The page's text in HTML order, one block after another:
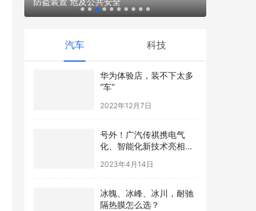
汽车 科技
华为体验店，装不下太多
“车”
2022年12月7日
号外！广汽传祺携电气
化、智能化新技术亮相上
2023年4月14日
冰魄、冰峰、冰川，耐驰
隔热膜怎么选？